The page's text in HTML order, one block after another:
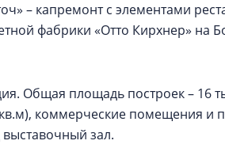
– капремонт с элементами
фабрики «Отто Кирхнер» на
Общая площадь построек – 16
коммерческие помещения и
зал.